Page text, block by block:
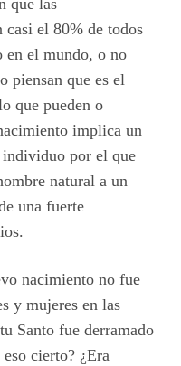
que las
casi el 80% de todos
en el mundo, o no
piensan que es el
que pueden o
implica un
por el que
natural a un
una fuerte
nacimiento no fue
y mujeres en las
Santo fue derramado
cierto? ¿Era